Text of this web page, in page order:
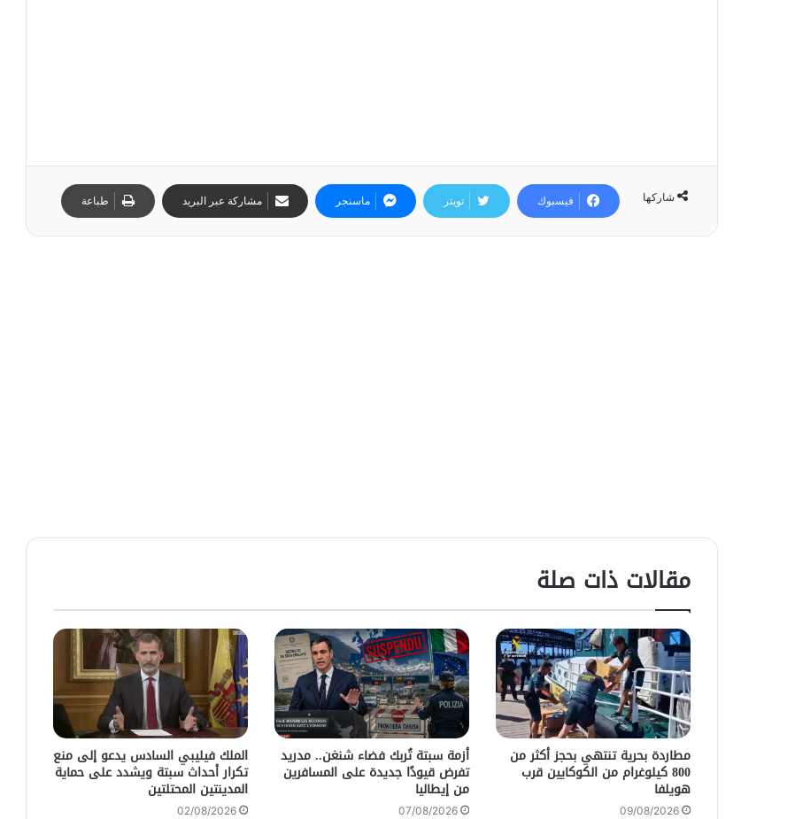
شاركها فيسبوك تويتر ماسنجر مشاركة عبر البريد طباعة
مقالات ذات صلة
مطاردة بحرية تنتهي بحجز أكثر من
800 كيلوغرام من الكوكايين قرب
هويلفا
09/08/2026
أزمة سبتة تُربك فضاء شنغن.. مدريد
تفرض قيودًا جديدة على المسافرين
من إيطاليا
07/08/2026
الملك فيليبي السادس يدعو إلى منع
تكرار أحداث سبتة ويشدد على حماية
المدينتين المحتلتين
02/08/2026